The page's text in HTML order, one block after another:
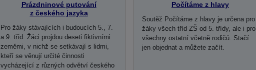
Prázdninové putování
z českého jazyka
Pro žáky stávajících i budoucích 5., 7.
a 9. tříd. Žáci projdou deseti fiktivními
zeměmi, v nichž se setkávají s lidmi,
kteří se věnují určité činnosti
vycházející z různých odvětví českého
Počítáme z hlavy
Soutěž Počítáme z hlavy je určena pro
žáky všech tříd ZŠ od 5. třídy, ale i pro
všechny ostatní včetně rodičů. Stačí
jen objednat a můžete začít.